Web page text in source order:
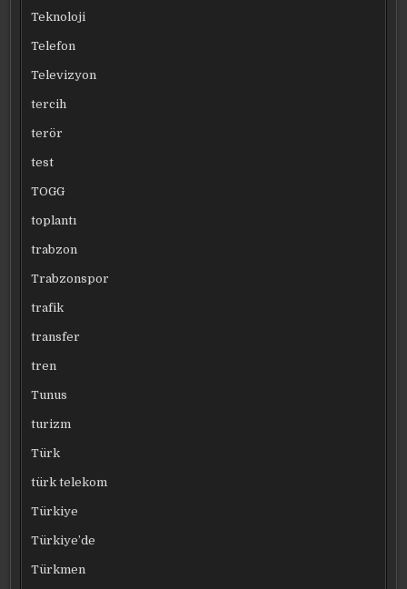
Teknoloji
Telefon
Televizyon
tercih
terör
test
TOGG
toplantı
trabzon
Trabzonspor
trafik
transfer
tren
Tunus
turizm
Türk
türk telekom
Türkiye
Türkiye’de
Türkmen